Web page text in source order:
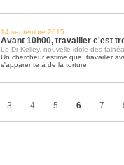
14 septembre 2015
Avant 10h00, travailler c'est
Le Dr Kelley, nouvelle idole des
Un chercheur estime que, travailler
s'apparente à de la torture
3 4 5 6 7